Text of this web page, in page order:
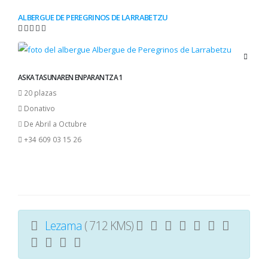
ALBERGUE DE PEREGRINOS DE LARRABETZU
ASKATASUNAREN ENPARANTZA 1
20 plazas
Donativo
De Abril a Octubre
+34 609 03 15 26
Lezama ( 712 KMS)